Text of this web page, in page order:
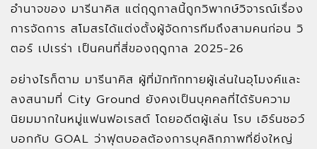
อำนาจของ มารีนาคิส แต่ฤดูกาลนี้ถูกวิพากษ์วิจารณ์เรื่อง
การจัดการ สโมสรได้แต่งตั้งผู้จัดการทีมถึงสามคนก่อน วิ
ตอร์ เปเรร่า เป็นคนที่สี่ของฤดูกาล 2025-26
อย่างไรก็ตาม มารีนาคิส ผู้ที่มักทักทายผู้เล่นในอุโมงค์และ
ลงสนามที่ City Ground ยังคงเป็นบุคคลที่ได้รับความ
นิยมมากในหมู่แฟนฟอเรสต์ โดยอดีตผู้เล่น โรบ เอิร์นชอว์
บอกกับ GOAL ว่าฟุตบอลต้องการบุคลิกภาพที่ยิ่งใหญ่